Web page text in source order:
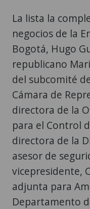
La lista la
negocios de la
Bogotá, Hugo
republicano
del subcomité
Cámara de
directora de la
para el Control
directora de la
asesor de
vicepresidente,
adjunta para
Departamento